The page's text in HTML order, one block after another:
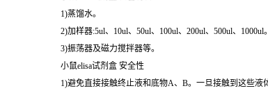
小鼠elisa试剂盒 自备材料
1)蒸馏水。
2)加样器:5ul、10ul、50ul、100ul、200ul、500ul、1000ul。
3)振荡器及磁力搅拌器等。